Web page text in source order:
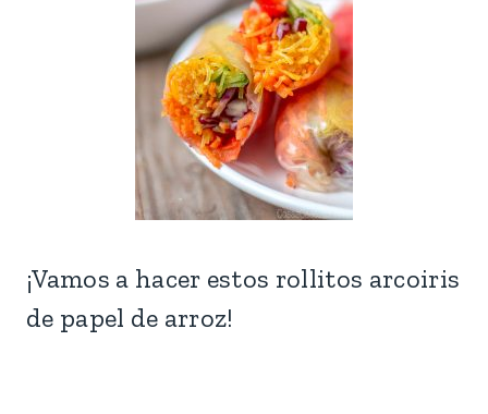
¡Vamos a hacer estos rollitos arcoiris
de papel de arroz!